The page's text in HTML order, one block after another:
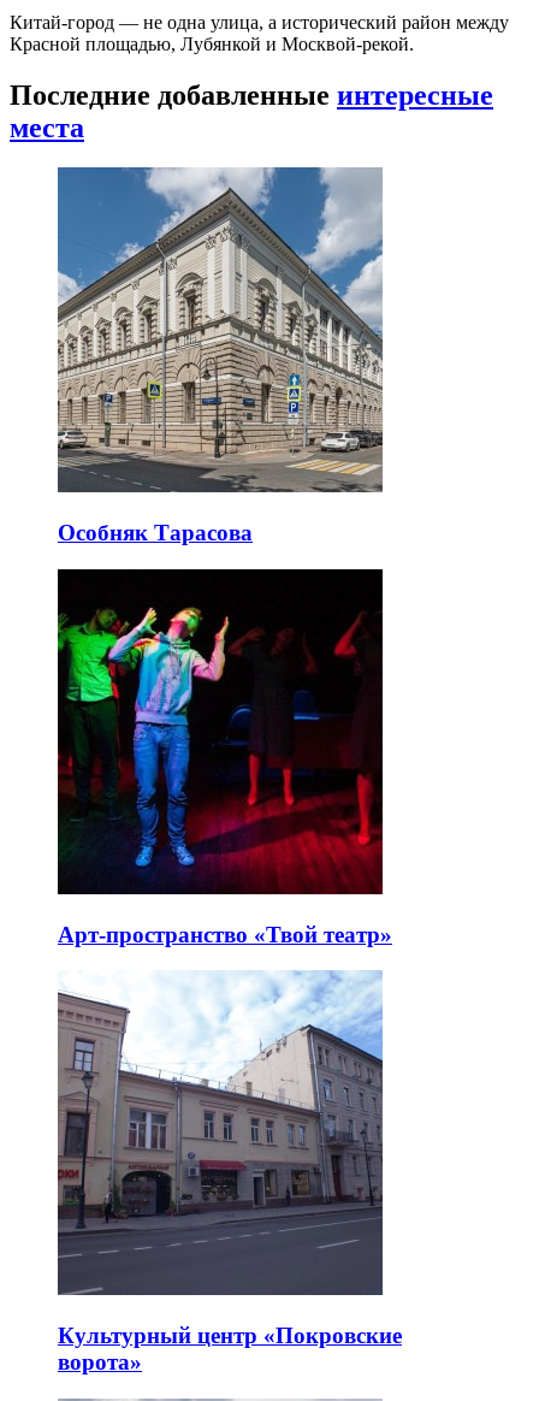
Китай-город — не одна улица, а исторический район между
Красной площадью, Лубянкой и Москвой-рекой.
Последние добавленные интересные
места
Особняк Тарасова
Арт-пространство «Твой театр»
Культурный центр «Покровские
ворота»